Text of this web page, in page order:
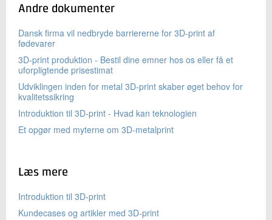
Andre dokumenter
Dansk firma vil nedbryde barriererne for 3D-print af
fødevarer
3D-print produktion - Bestil dine emner hos os eller få et
uforpligtende prisestimat
Udviklingen inden for metal 3D-print skaber øget behov for
kvalitetssikring
Introduktion til 3D-print - Hvad kan teknologien
Et opgør med myterne om 3D-metalprint
Læs mere
Introduktion til 3D-print
Kundecases og artikler med 3D-print